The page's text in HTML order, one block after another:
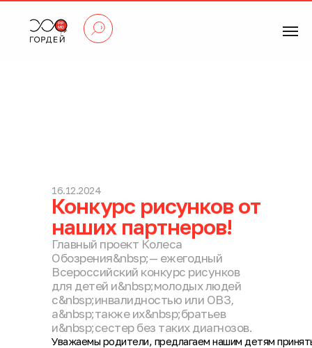
16.12.2024
Конкурс рисунков от
наших партнеров!
Главный проект Колеса
Обозрения&nbsp;— ежегодный
Всероссийский конкурс рисунков
для детей и&nbsp;молодых людей
с&nbsp;инвалидностью или ОВЗ,
а&nbsp;также их&nbsp;братьев
и&nbsp;сестер без таких диагнозов.
Уважаемы родители, предлагаем нашим детям